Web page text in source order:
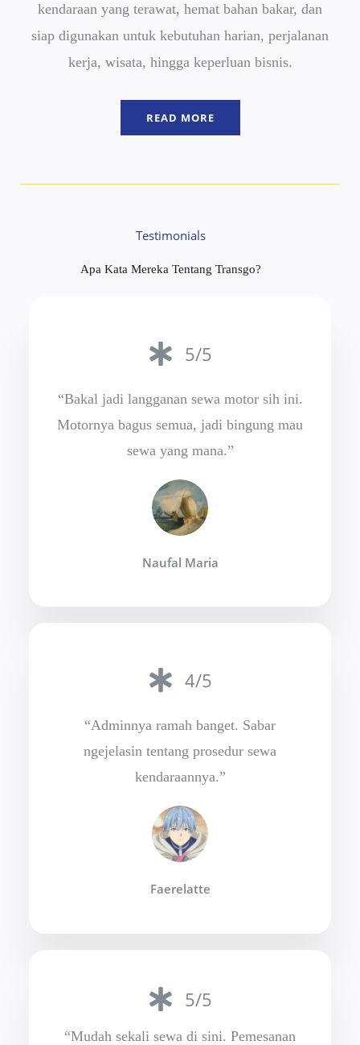
kendaraan yang terawat, hemat bahan bakar, dan
siap digunakan untuk kebutuhan harian, perjalanan
kerja, wisata, hingga keperluan bisnis.
READ MORE
Testimonials
Apa Kata Mereka Tentang Transgo?
5/5
“Bakal jadi langganan sewa motor sih ini.
Motornya bagus semua, jadi bingung mau
sewa yang mana.”
Naufal Maria
4/5
“Adminnya ramah banget. Sabar
ngejelasin tentang prosedur sewa
kendaraannya.”
Faerelatte
5/5
“Mudah sekali sewa di sini. Pemesanan